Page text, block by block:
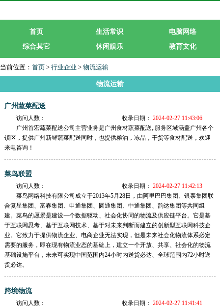
首页 生活常识
电脑网络
综合其它
休闲娱乐
教育文化
当前位置： 首页 > 行业企业 > 物流运输
物流运输
广州蔬菜配送
访问人数： 收录日期： 2024-02-27 11:43:06
广州首宏蔬菜配送公司主营业务是广州食材蔬菜配送,.服务区域涵盖广州各个
镇区，提供广州新鲜蔬菜配送同时，也提供粮油，冻品，干货等食材配送，欢迎
来电咨询！
菜鸟联盟
访问人数： 收录日期： 2024-02-27 11:42:13
菜鸟网络科技有限公司成立于2013年5月28日，由阿里巴巴集团、银泰集团联
合复星集团、富春集团、申通集团、圆通集团、中通集团、韵达集团等共同组
建。菜鸟的愿景是建设一个数据驱动、社会化协同的物流及供应链平台。它是基
于互联网思考、基于互联网技术、基于对未来判断而建立的创新型互联网科技企
业。它致力于提供物流企业、电商企业无法实现，但是未来社会化物流体系必定
需要的服务，即在现有物流业态的基础上，建立一个开放、共享、社会化的物流
基础设施平台，未来可实现中国范围内24小时内送货必达、全球范围内72小时送
货必达。
跨境物流
访问人数： 收录日期： 2024-02-27 11:41:41